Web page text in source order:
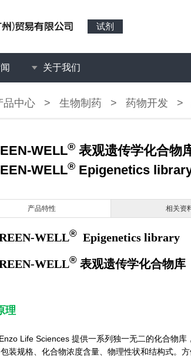
试剂
关于我们
品中心 > 生物制药 > 药物开发 >
WELL® 表观遗传学化合物
WELL® Epigenetics
产品特性 相关资
WELL® Epigenetics library
WELL® 表观遗传学化合物库
理
Life Sciences 提供一系列独一无二的化合物
装规格、化合物浓度含量、物理性状和结构式。方